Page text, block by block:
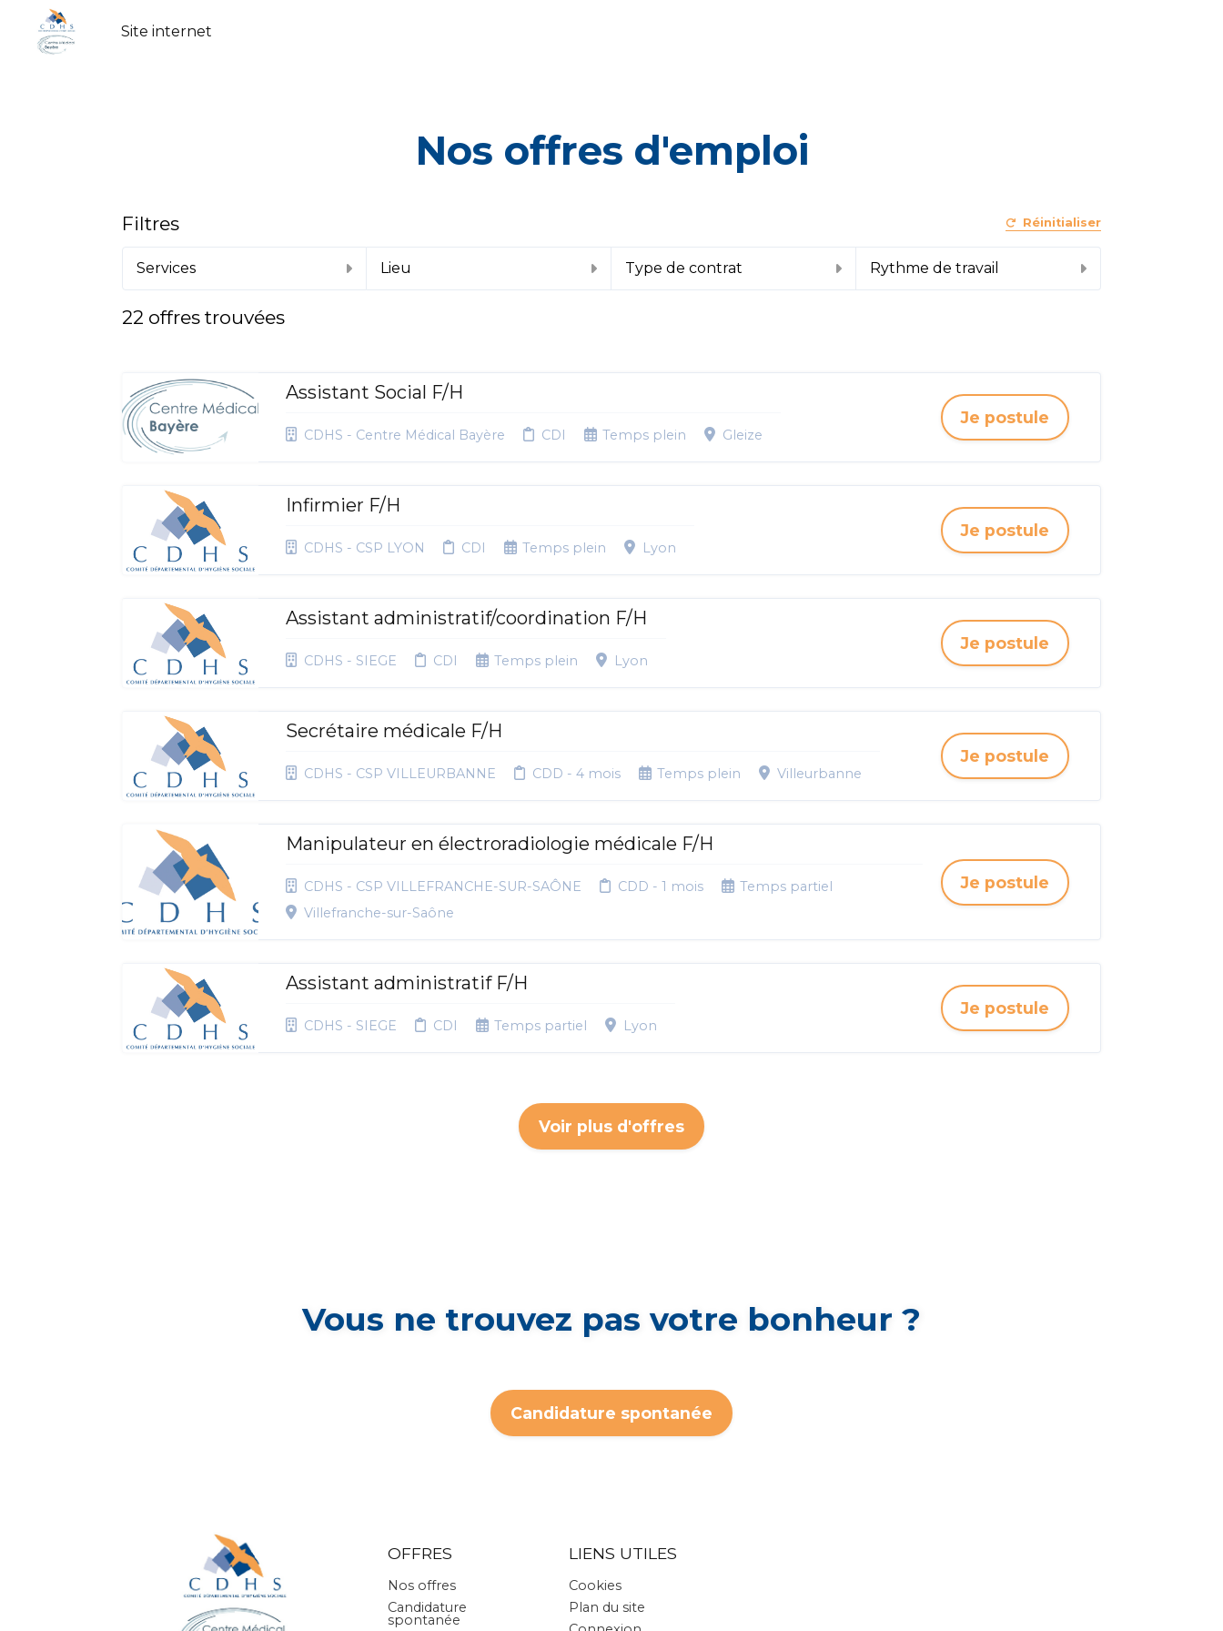
Site internet
Nos offres d'emploi
Filtres Réinitialiser
Services Lieu Type de contrat Rythme de travail
22 offres trouvées
Assistant Social F/H
CDHS - Centre Médical Bayère CDI Temps plein Gleize
Je postule
Infirmier F/H
CDHS - CSP LYON CDI Temps plein Lyon
Je postule
Assistant administratif/coordination F/H
CDHS - SIEGE CDI Temps plein Lyon
Je postule
Secrétaire médicale F/H
CDHS - CSP VILLEURBANNE CDD - 4 mois Temps plein Villeurbanne
Je postule
Manipulateur en électroradiologie médicale F/H
CDHS - CSP VILLEFRANCHE-SUR-SAÔNE CDD - 1 mois
Temps partiel
Villefranche-sur-Saône
Je postule
Assistant administratif F/H
CDHS - SIEGE CDI Temps partiel Lyon
Je postule
Voir plus d'offres
Vous ne trouvez pas votre bonheur ?
Candidature spontanée
OFFRES
Nos offres
Candidature
spontanée
LIENS UTILES
Cookies
Plan du site